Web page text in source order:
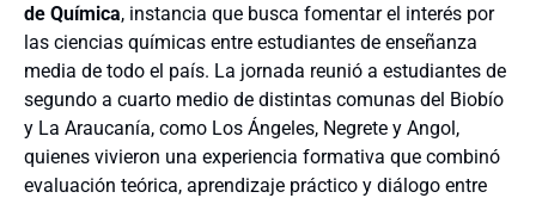
de Química, instancia que busca fomentar el interés por
las ciencias químicas entre estudiantes de enseñanza
media de todo el país. La jornada reunió a estudiantes de
segundo a cuarto medio de distintas comunas del Biobío
y La Araucanía, como Los Ángeles, Negrete y Angol,
quienes vivieron una experiencia formativa que combinó
evaluación teórica, aprendizaje práctico y diálogo entre